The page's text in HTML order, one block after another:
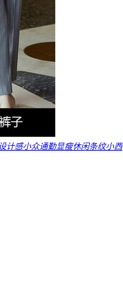
计感小众通勤显瘦休闲条纹小西